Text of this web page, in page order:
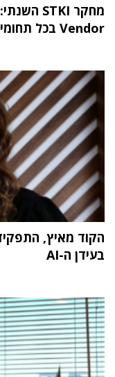
Vendor בכל תחומי שוק ה-IT
הקוד מאיץ,
בעידן ה-AI